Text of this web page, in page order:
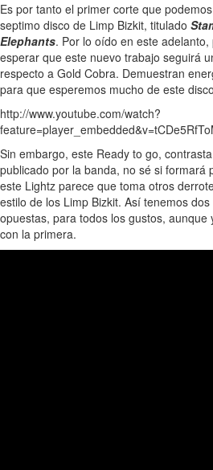
Es por tanto el primer corte que
septimo disco de Limp Bizkit, titulado
Elephants. Por lo oído en este
esperar que este nuevo trabajo seguirá
respecto a Gold Cobra. Demuestran
para que esperemos mucho de este
http://www.youtube.com/watch?
Sin embargo, este Ready to go,
publicado por la banda, no sé si formará
este Lightz parece que toma otros
estilo de los Limp Bizkit. Así tenemos
opuestas, para todos los gustos,
con la primera.